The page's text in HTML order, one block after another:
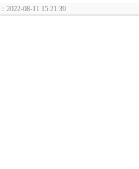
2022-08-11 15:21:39